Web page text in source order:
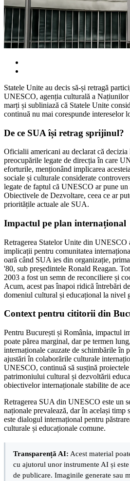
Statele Unite au decis să-și retragă
UNESCO, agenția culturală a
marți și subliniază că Statele Unite
continuă nu mai corespunde intereselor
De ce SUA își retrag sprijinul?
Oficialii americani au declarat că decizia
preocupările legate de direcția în care
eforturile, menționând implicarea
sociale și culturale considerate
legate de faptul că UNESCO ar pune un
Obiectivele de Dezvoltare, ceea ce ar
prioritățile actuale ale SUA.
Impactul pe plan internațional
Retragerea Statelor Unite din UNESCO
implicații pentru comunitatea
oară când SUA ies din organizație,
'80, sub președintele Ronald Reagan.
2003 a fost un semn de reconciliere și
Acum, acest pas înapoi ridică întrebări
domeniul cultural și educațional la nivel
Context pentru cititorii din
Pentru București și România, impactul
poate părea marginal, dar pe termen
internaționale cauzate de schimbările în
ajustări în colaborările culturale
UNESCO, continuă să susțină
patrimoniului cultural și dezvoltării
obiectivelor internaționale stabilite de
Retragerea SUA din UNESCO este un
naționale prevalează, dar în același timp
este dialogul internațional pentru
culturale și educaționale comune.
Transparență AI: Acest material
cu ajutorul unor instrumente AI și
de publicare. Imaginile generate sau